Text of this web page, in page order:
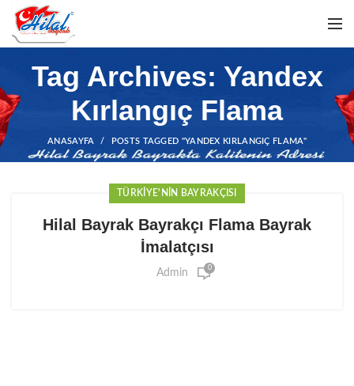
Tag Archives: Yandex
Kırlangıç Flama
ANASAYFA POSTS TAGGED "YANDEX KIRLANGIÇ FLAMA"
TÜRKIYE'NIN BAYRAKÇISI
Hilal Bayrak Bayrakçı Flama Bayrak
İmalatçısı
Admin 0